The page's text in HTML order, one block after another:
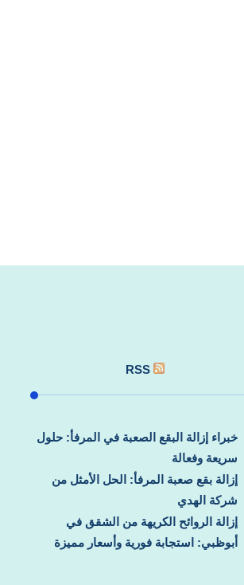
RSS
خبراء إزالة البقع الصعبة في المرفأ: حلول
سريعة وفعالة
إزالة بقع صعبة المرفأ: الحل الأمثل من
شركة الهدي
إزالة الروائح الكريهة من الشقق في
أبوظبي: استجابة فورية وأسعار مميزة